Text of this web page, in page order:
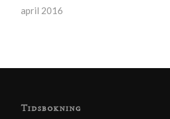
april 2016
Tidsbokning